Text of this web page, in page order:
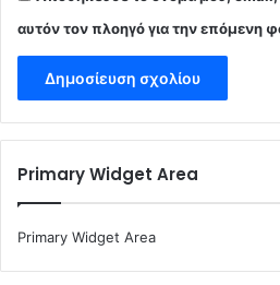
αυτόν τον πλοηγό για την επόμενη
Primary Widget Area
Primary Widget Area